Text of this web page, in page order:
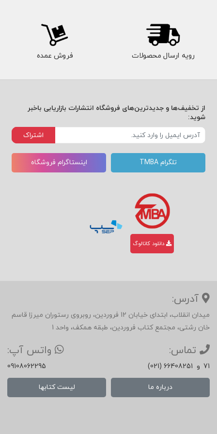
فصل دهم: سازمان «قابل داستان شدن»؛
فصل یازدهم: ادامه‌ی سفر.
رویه ارسال محصولات فروش عمده
از تخفیف‌ها و جدیدترین‌های فروشگاه انتشارات بازاریابی باخبر
شوید:
اشتراک
تلگرام TMBA اینستاگرام فروشگاه
دانلود کاتالوگ
آدرس:
میدان انقلاب، ابتدای خیابان 12 فروردین، روبروی رستوران میرزا قاسم
خان رشتی، مجتمع کتاب فروردین، طبقه همکف، واحد 1
تماس:
(021) 66408251 و 71
واتس آپ:
09108062295
درباره ما لیست کتابها